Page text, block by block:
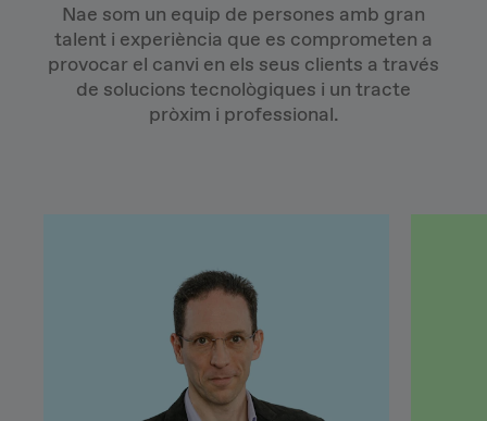
Nae som un equip de persones amb gran
talent i experiència que es comprometen a
provocar el canvi en els seus clients a través
de solucions tecnològiques i un tracte
pròxim i professional.